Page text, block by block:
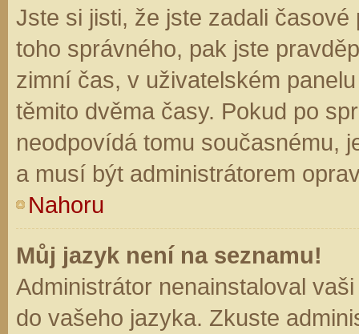
Jste si jisti, že jste zadali
toho správného, pak jste
zimní čas, v uživatelském
těmito dvěma časy. Pokud po
neodpovídá tomu současnému,
a musí být administrátorem
Nahoru
Můj jazyk není na seznamu!
Administrátor nenainstaloval
do vašeho jazyka. Zkuste